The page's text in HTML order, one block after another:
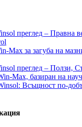
преглед – Правна
Max за загуба на
преглед – Ползи,
Max, базиран на
Всъщност по-